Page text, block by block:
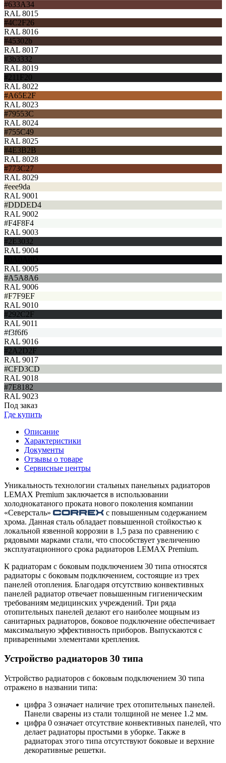
#633A34
RAL 8015
#4C2F26
RAL 8016
#45302b
RAL 8017
#3b3332
RAL 8019
#211F20
RAL 8022
#A65E2F
RAL 8023
#79553C
RAL 8024
#755C49
RAL 8025
#4E3B2B
RAL 8028
#773C27
RAL 8029
#eee9da
RAL 9001
#DDDED4
RAL 9002
#F4F8F4
RAL 9003
#2E3032
RAL 9004
RAL 9005
#A5A8A6
RAL 9006
#F7F9EF
RAL 9010
#292C2F
RAL 9011
#f3f6f6
RAL 9016
#2A2D2F
RAL 9017
#CFD3CD
RAL 9018
#7E8182
RAL 9023
Под заказ
Где купить
Описание
Характеристики
Документы
Отзывы о товаре
Сервисные центры
Уникальность технологии стальных панельных радиаторов
LEMAX Premium заключается в использовании
холоднокатаного проката нового поколения компании
«Северсталь»
с повышенным содержанием
хрома. Данная сталь обладает повышенной стойкостью к
локальной язвенной коррозии в 1,5 раза по сравнению с
рядовыми марками стали, что способствует увеличению
эксплуатационного срока радиаторов LEMAX Premium.
К радиаторам с боковым подключением 30 типа относятся
радиаторы с боковым подключением, состоящие из трех
панелей отопления. Благодаря отсутствию конвективных
панелей радиатор отвечает повышенным гигиеническим
требованиям медицинских учреждений. Три ряда
отопительных панелей делают его наиболее мощным из
санитарных радиаторов, боковое подключение обеспечивает
максимальную эффективность приборов. Выпускаются с
приваренными элементами крепления.
Устройство радиаторов 30 типа
Устройство радиаторов с боковым подключением 30 типа
отражено в названии типа:
цифра 3 означает наличие трех отопительных панелей.
Панели сварены из стали толщиной не менее 1.2 мм.
цифра 0 означает отсутствие конвективных панелей, что
делает радиаторы простыми в уборке. Также в
радиаторах этого типа отсутствуют боковые и верхние
декоративные решетки.